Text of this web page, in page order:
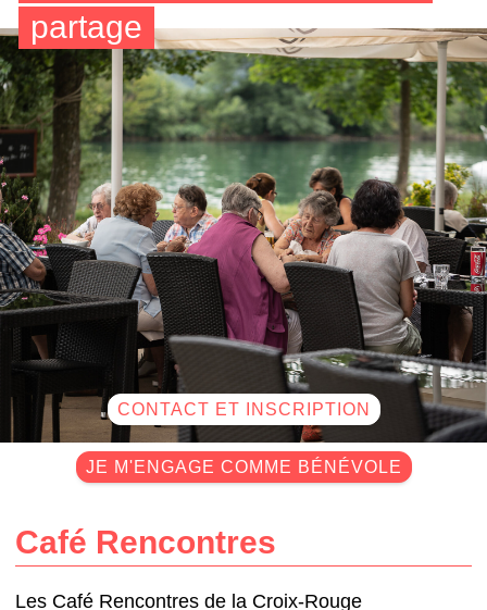
partage
CONTACT ET INSCRIPTION
JE M'ENGAGE COMME BÉNÉVOLE
Café Rencontres
Les Café Rencontres de la Croix-Rouge